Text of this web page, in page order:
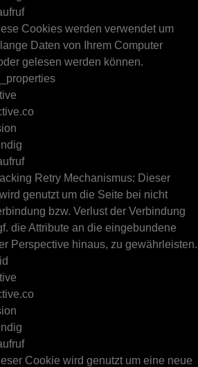
Cookies werden verwendet um
Daten von Ihrem Computer
gelesen werden können.
Retry Mechanismus: Dieser
genutzt um die Seite bei nicht
bzw. Verlust der Verbindung
die Attribute an die eingebundene
Perspective hinaus, zu gewährleisten.
Cookie wird genutzt um eine neue